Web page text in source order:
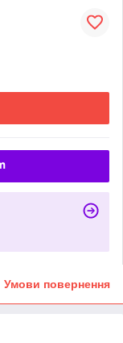
Умови повернення